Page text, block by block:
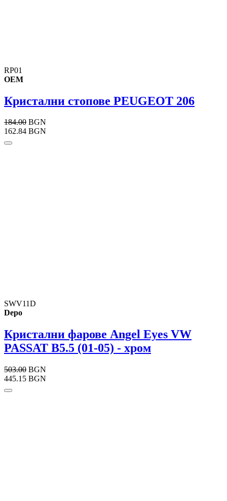
RP01
OEM
Кристални стопове PEUGEOT 206
184.00 BGN
162.84 BGN
SWV11D
Depo
Кристални фарове Angel Eyes VW
PASSAT B5.5 (01-05) - хром
503.00 BGN
445.15 BGN